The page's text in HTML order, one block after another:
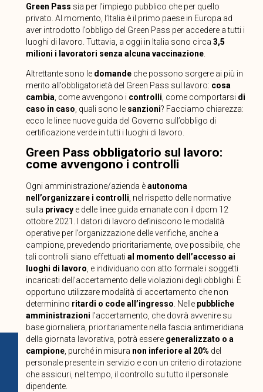
Green Pass sia per l’impiego pubblico che per quello
privato. Al momento, l’Italia è il primo paese in Europa ad
aver introdotto l’obbligo del Green Pass per accedere a tutti i
luoghi di lavoro. Tuttavia, a oggi in Italia sono circa 3,5
milioni i lavoratori senza alcuna vaccinazione.
Altrettante sono le domandeche possono sorgere ai più in
merito all’obbligatorietà del Green Pass sul lavoro: cosa
cambia , come avvengono i controlli , come comportarsi di
caso in caso , quali sono le sanzioni? Facciamo chiarezza:
ecco le linee nuove guida del Governo sull’obbligo di
certificazione verde in tutti i luoghi di lavoro.
Green Pass obbligatorio sul lavoro:
come avvengono i controlli
Ogni amministrazione/azienda èautonoma
nell’organizzare i controlli , nel rispetto delle normative
sulla privacye delle linee guida emanate con il dpcm 12
ottobre 2021. I datori di lavoro definiscono le modalità
operative per l’organizzazione delle verifiche, anche a
campione, prevedendo prioritariamente, ove possibile, che
tali controlli siano effettuati al momento dell’accesso ai
luoghi di lavoro , e individuano con atto formale i soggetti
incaricati dell’accertamento delle violazioni degli obblighi. È
opportuno utilizzare modalità di accertamento che non
determinino ritardi o code all’ingresso . Nelle pubbliche
amministrazioni l’accertamento, che dovrà avvenire su
base giornaliera, prioritariamente nella fascia antimeridiana
della giornata lavorativa, potrà essere generalizzato o a
campione, purché in misura non inferiore al 20% del
personale presente in servizio e con un criterio di rotazione
che assicuri, nel tempo, il controllo su tutto il personale
dipendente.